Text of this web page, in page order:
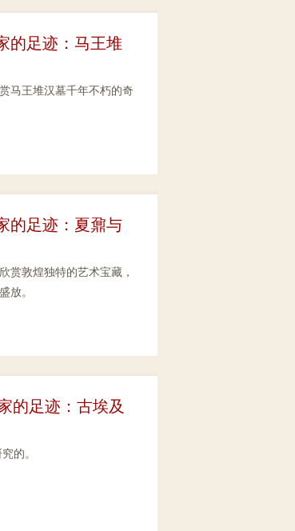
的足迹：马王堆
马王堆汉墓千年不朽的奇
的足迹：夏鼐与
赏敦煌独特的艺术宝藏，
放。
的足迹：古埃及
的。